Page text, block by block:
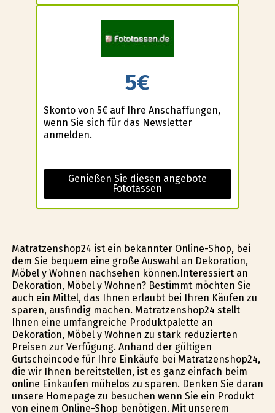
5€
Skonto von 5€ auf Ihre Anschaffungen,
wenn Sie sich für das Newsletter
anmelden.
Genießen Sie diesen angebote
Fototassen
Matratzenshop24 ist ein bekannter Online-Shop, bei
dem Sie bequem eine große Auswahl an Dekoration,
Möbel y Wohnen nachsehen können.Interessiert an
Dekoration, Möbel y Wohnen? Bestimmt möchten Sie
auch ein Mittel, das Ihnen erlaubt bei Ihren Käufen zu
sparen, ausfindig machen. Matratzenshop24 stellt
Ihnen eine umfangreiche Produktpalette an
Dekoration, Möbel y Wohnen zu stark reduzierten
Preisen zur Verfügung. Anhand der gültigen
Gutscheincode für Ihre Einkäufe bei Matratzenshop24,
die wir Ihnen bereitstellen, ist es ganz einfach beim
online Einkaufen mühelos zu sparen. Denken Sie daran
unsere Homepage zu besuchen wenn Sie ein Produkt
von einem Online-Shop benötigen. Mit unserem